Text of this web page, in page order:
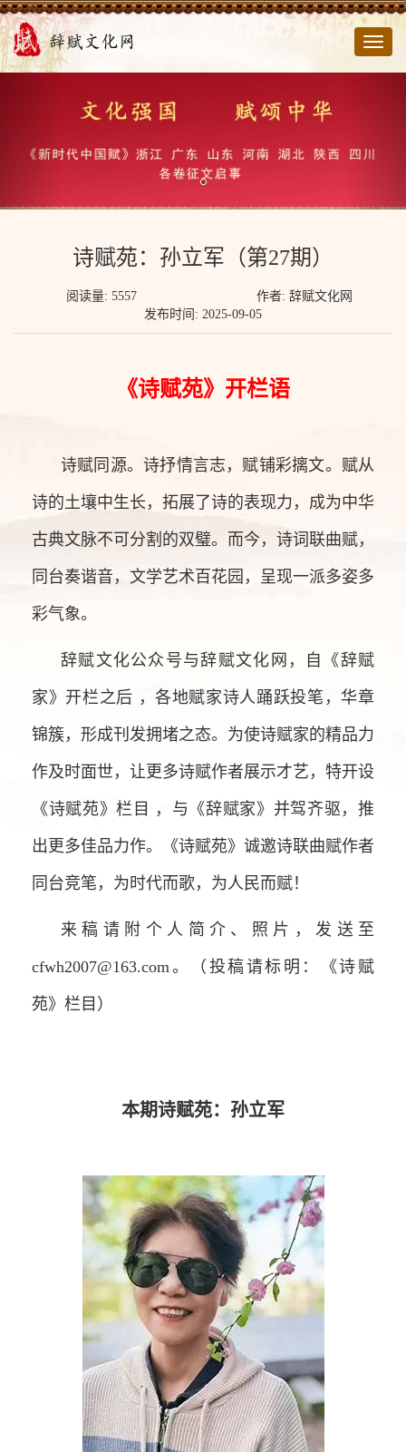
切
诗赋苑：孙立军（第27期）
阅读量: 5557
作者: 辞赋文化网
发布时间: 2025-09-05
《诗赋苑》开栏语
诗赋同源。诗抒情言志，赋铺彩摛文。赋从
诗的土壤中生长，拓展了诗的表现力，成为中华
古典文脉不可分割的双璧。而今，诗词联曲赋，
同台奏谐音，文学艺术百花园，呈现一派多姿多
彩气象。
辞赋文化公众号与辞赋文化网，自《辞赋
家》开栏之后 ，各地赋家诗人踊跃投笔，华章
锦簇，形成刊发拥堵之态。为使诗赋家的精品力
作及时面世，让更多诗赋作者展示才艺，特开设
《诗赋苑》栏目 ，与《辞赋家》并驾齐驱，推
出更多佳品力作。《诗赋苑》诚邀诗联曲赋作者
同台竞笔，为时代而歌，为人民而赋！
来稿请附个人简介、照片，发送至
cfwh2007@163.com。（投稿请标明：《诗赋
苑》栏目）
本期诗赋苑：孙立军